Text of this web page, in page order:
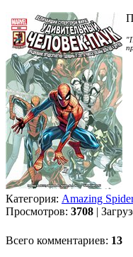
Категория: Amazing
Просмотров: 3708 |
Всего комментариев: 13